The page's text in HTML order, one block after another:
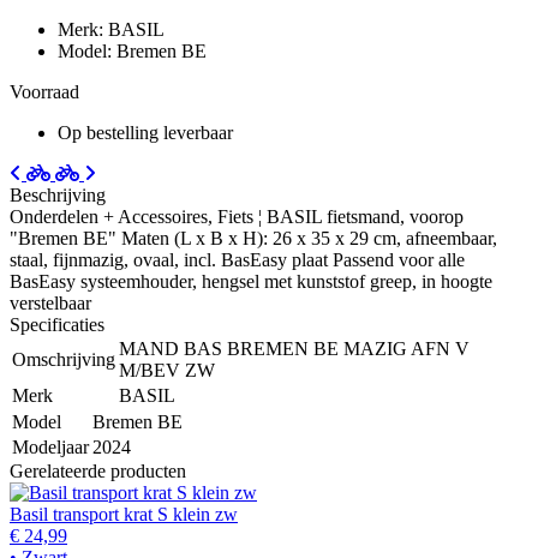
Merk: BASIL
Model: Bremen BE
Voorraad
Op bestelling leverbaar
Beschrijving
Onderdelen + Accessoires, Fiets ¦ BASIL fietsmand, voorop
"Bremen BE" Maten (L x B x H): 26 x 35 x 29 cm, afneembaar,
staal, fijnmazig, ovaal, incl. BasEasy plaat Passend voor alle
BasEasy systeemhouder, hengsel met kunststof greep, in hoogte
verstelbaar
Specificaties
Omschrijving
MAND BAS BREMEN BE MAZIG AFN V
M/BEV ZW
Merk
BASIL
Model
Bremen BE
Modeljaar 2024
Gerelateerde producten
Basil transport krat S klein zw
€ 24,99